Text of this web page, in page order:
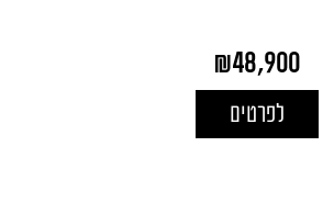
₪48,900
לפרטים